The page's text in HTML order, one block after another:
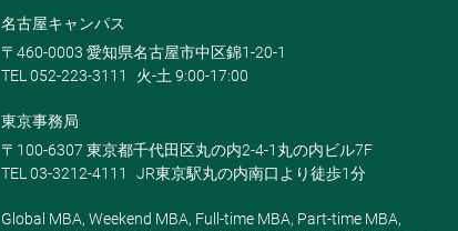
名古屋キャンパス
〒460-0003 愛知県名古屋市中区錦1-20-1
TEL 052-223-3111
火-土 9:00-17:00
東京事務局
〒100-6307 東京都千代田区丸の内2-4-1丸の内ビル7F
TEL 03-3212-4111
JR東京駅丸の内南口より徒歩1分
Global MBA, Weekend MBA, Full-time MBA, Part-time MBA,